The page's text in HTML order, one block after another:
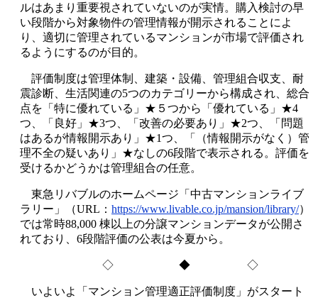
ルはあまり重要視されていないのが実情。購入検討の早
い段階から対象物件の管理情報が開示されることによ
り、適切に管理されているマンションが市場で評価され
るようにするのが目的。
評価制度は管理体制、建築・設備、管理組合収支、耐
震診断、生活関連の5つのカテゴリーから構成され、総合
点を「特に優れている」★５つから「優れている」★4
つ、「良好」★3つ、「改善の必要あり」★2つ、「問題
はあるが情報開示あり」★1つ、「（情報開示がなく）管
理不全の疑いあり」★なしの6段階で表示される。評価を
受けるかどうかは管理組合の任意。
東急リバブルのホームページ「中古マンションライブ
ラリー」（URL： https://www.livable.co.jp/mansion/library/）
では常時88,000 棟以上の分譲マンションデータが公開さ
れており、6段階評価の公表は今夏から。
◇ ◆ ◇
いよいよ「マンション管理適正評価制度」がスタート